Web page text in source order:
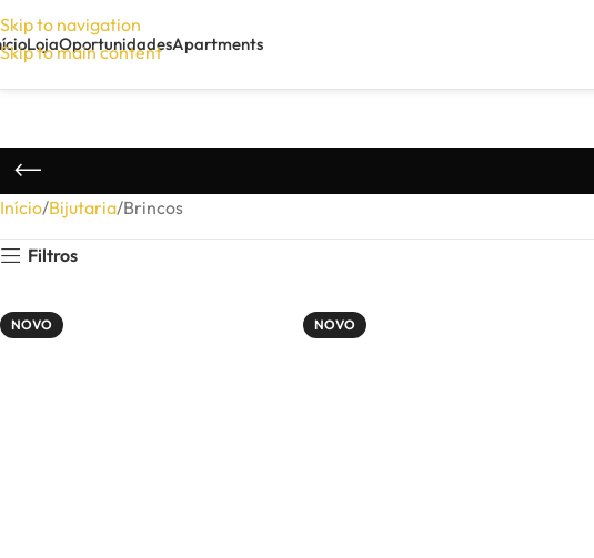
Skip to navigation
Skip to main content
LojaOportunidadesApartments
Início Bijutaria Brincos
Filtros
NOVO NOVO